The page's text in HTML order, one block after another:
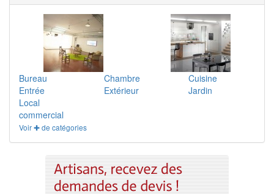
Bureau Chambre
Cuisine
Entrée
Extérieur
Jardin
Local
commercial
Voir ✚ de catégories